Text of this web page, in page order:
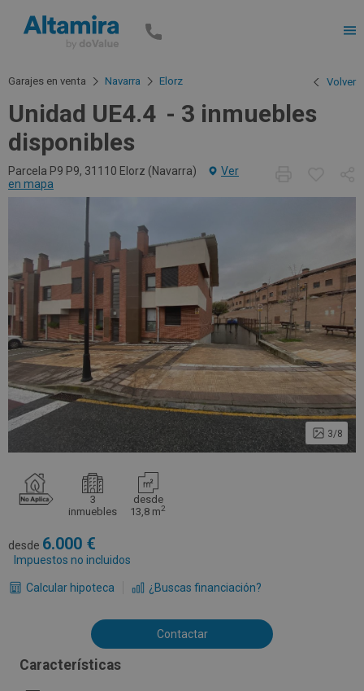
Garajes en venta Navarra Elorz Volver
Unidad UE4.4
3 inmuebles
disponibles
Parcela P9 P9, 31110 Elorz (Navarra)
Ver
en mapa
3/8
3
inmuebles
desde
13,8 m2
desde 6.000
Impuestos no incluidos
Calcular hipoteca ¿Buscas financiación?
Contactar
Características